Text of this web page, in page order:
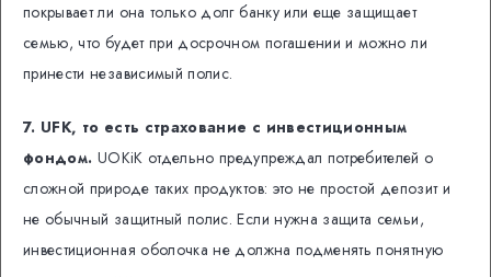
покрывает ли она только долг банку или еще защищает
семью, что будет при досрочном погашении и можно ли
принести независимый полис.
7. UFK, то есть страхование с инвестиционным
фондом. UOKiK отдельно предупреждал потребителей о
сложной природе таких продуктов: это не простой депозит и
не обычный защитный полис. Если нужна защита семьи,
инвестиционная оболочка не должна подменять понятную